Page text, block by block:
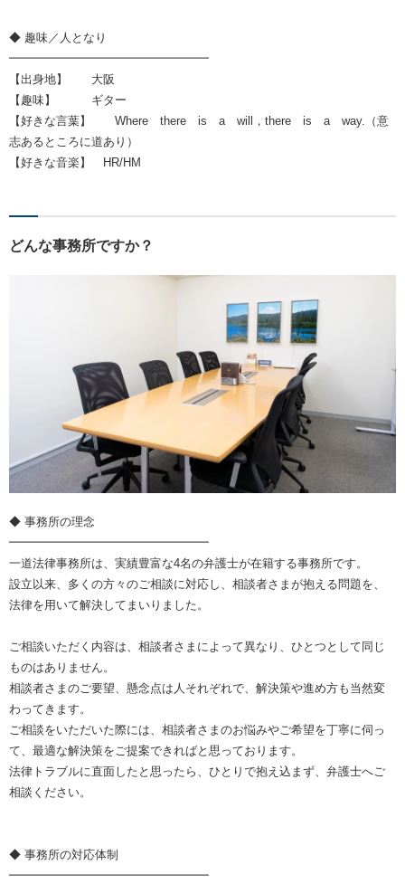
◆ 趣味／人となり
━━━━━━━━━━━━━━━━━
【出身地】 大阪
【趣味】 ギター
【好きな言葉】 Where there is a will，there is a way.（意
志あるところに道あり）
【好きな音楽】 HR/HM
どんな事務所ですか？
◆ 事務所の理念
━━━━━━━━━━━━━━━━━
一道法律事務所は、実績豊富な4名の弁護士が在籍する事務所です。
設立以来、多くの方々のご相談に対応し、相談者さまが抱える問題を、
法律を用いて解決してまいりました。
ご相談いただく内容は、相談者さまによって異なり、ひとつとして同じ
ものはありません。
相談者さまのご要望、懸念点は人それぞれで、解決策や進め方も当然変
わってきます。
ご相談をいただいた際には、相談者さまのお悩みやご希望を丁寧に伺っ
て、最適な解決策をご提案できればと思っております。
法律トラブルに直面したと思ったら、ひとりで抱え込まず、弁護士へご
相談ください。
◆ 事務所の対応体制
━━━━━━━━━━━━━━━━━